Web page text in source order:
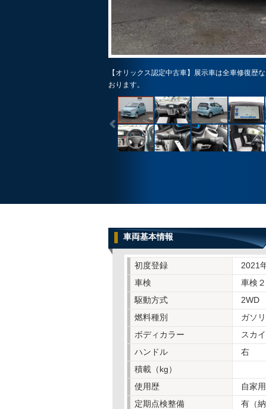
【オリックス認定中古車】展示車は全車修復歴
おります。
車両基本情報
初度登録 2021
車検
車検
駆動方式
2WD
燃料種別
ガソ
ボディカラー
スカ
ハンドル
右
積載（kg）
使用歴
自家用
定期点検整備
有（